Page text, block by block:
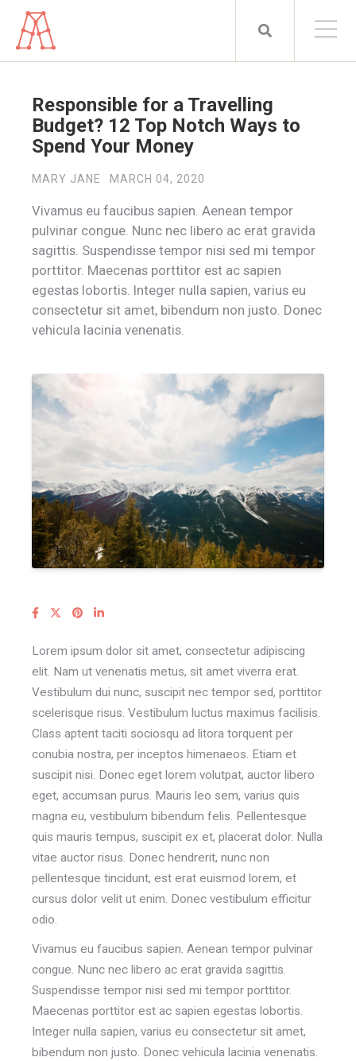
Responsible for a Travelling
Budget? 12 Top Notch Ways to
Spend Your Money
MARY JANE MARCH 04, 2020
Vivamus eu faucibus sapien. Aenean tempor
pulvinar congue. Nunc nec libero ac erat gravida
sagittis. Suspendisse tempor nisi sed mi tempor
porttitor. Maecenas porttitor est ac sapien
egestas lobortis. Integer nulla sapien, varius eu
consectetur sit amet, bibendum non justo. Donec
vehicula lacinia venenatis.
Lorem ipsum dolor sit amet, consectetur adipiscing
elit. Nam ut venenatis metus, sit amet viverra erat.
Vestibulum dui nunc, suscipit nec tempor sed, porttitor
scelerisque risus. Vestibulum luctus maximus facilisis.
Class aptent taciti sociosqu ad litora torquent per
conubia nostra, per inceptos himenaeos. Etiam et
suscipit nisi. Donec eget lorem volutpat, auctor libero
eget, accumsan purus. Mauris leo sem, varius quis
magna eu, vestibulum bibendum felis. Pellentesque
quis mauris tempus, suscipit ex et, placerat dolor. Nulla
vitae auctor risus. Donec hendrerit, nunc non
pellentesque tincidunt, est erat euismod lorem, et
cursus dolor velit ut enim. Donec vestibulum efficitur
odio.
Vivamus eu faucibus sapien. Aenean tempor pulvinar
congue. Nunc nec libero ac erat gravida sagittis.
Suspendisse tempor nisi sed mi tempor porttitor.
Maecenas porttitor est ac sapien egestas lobortis.
Integer nulla sapien, varius eu consectetur sit amet,
bibendum non justo. Donec vehicula lacinia venenatis.